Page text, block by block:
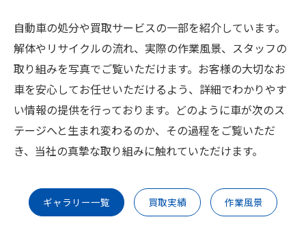
自動車の処分や買取サービスの一部を紹介しています。
解体やリサイクルの流れ、実際の作業風景、スタッフの
取り組みを写真でご覧いただけます。お客様の大切なお
車を安心してお任せいただけるよう、詳細でわかりやす
い情報の提供を行っております。どのように車が次のス
テージへと生まれ変わるのか、その過程をご覧いただ
き、当社の真摯な取り組みに触れていただけます。
ギャラリー一覧 買取実績 作業風景